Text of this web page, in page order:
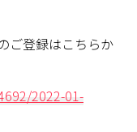
ご登録はこちらか
2022-01-